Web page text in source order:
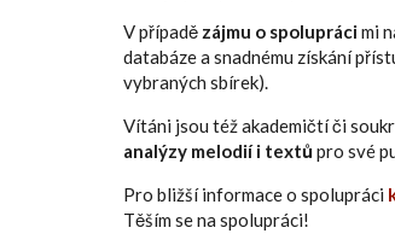
V případě zájmu o spoluprácimi
databáze a snadnému získání
vybraných sbírek).
Vítáni jsou též akademičtí či
analýzy melodií i textůpro své
Pro bližší informace o spolupráci
Těším se na spolupráci!